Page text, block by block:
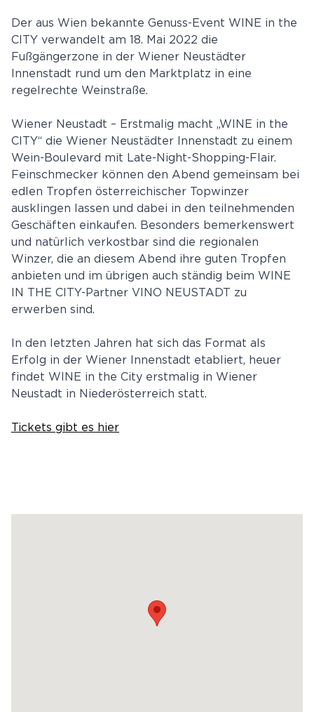
Der aus Wien bekannte Genuss-Event WINE in the
CITY verwandelt am 18. Mai 2022 die
Fußgängerzone in der Wiener Neustädter
Innenstadt rund um den Marktplatz in eine
regelrechte Weinstraße.
Wiener Neustadt – Erstmalig macht „WINE in the
CITY“ die Wiener Neustädter Innenstadt zu einem
Wein-Boulevard mit Late-Night-Shopping-Flair.
Feinschmecker können den Abend gemeinsam bei
edlen Tropfen österreichischer Topwinzer
ausklingen lassen und dabei in den teilnehmenden
Geschäften einkaufen. Besonders bemerkenswert
und natürlich verkostbar sind die regionalen
Winzer, die an diesem Abend ihre guten Tropfen
anbieten und im übrigen auch ständig beim WINE
IN THE CITY-Partner VINO NEUSTADT zu
erwerben sind.
In den letzten Jahren hat sich das Format als
Erfolg in der Wiener Innenstadt etabliert, heuer
findet WINE in the City erstmalig in Wiener
Neustadt in Niederösterreich statt.
Tickets gibt es hier